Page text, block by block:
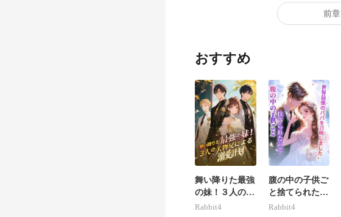
前章
おすすめ
舞い降りた最強
の妹！３人の大
物兄による溺愛
Rabbit4
腹の中の子供ご
と捨てられたの
で、世界最強の
Rabbit4